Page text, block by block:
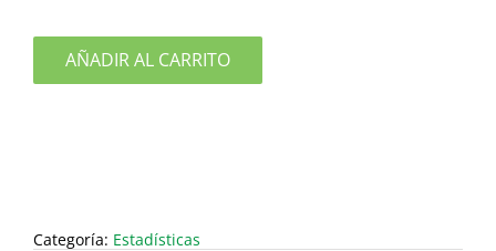
AÑADIR AL CARRITO
Categoría: Estadísticas